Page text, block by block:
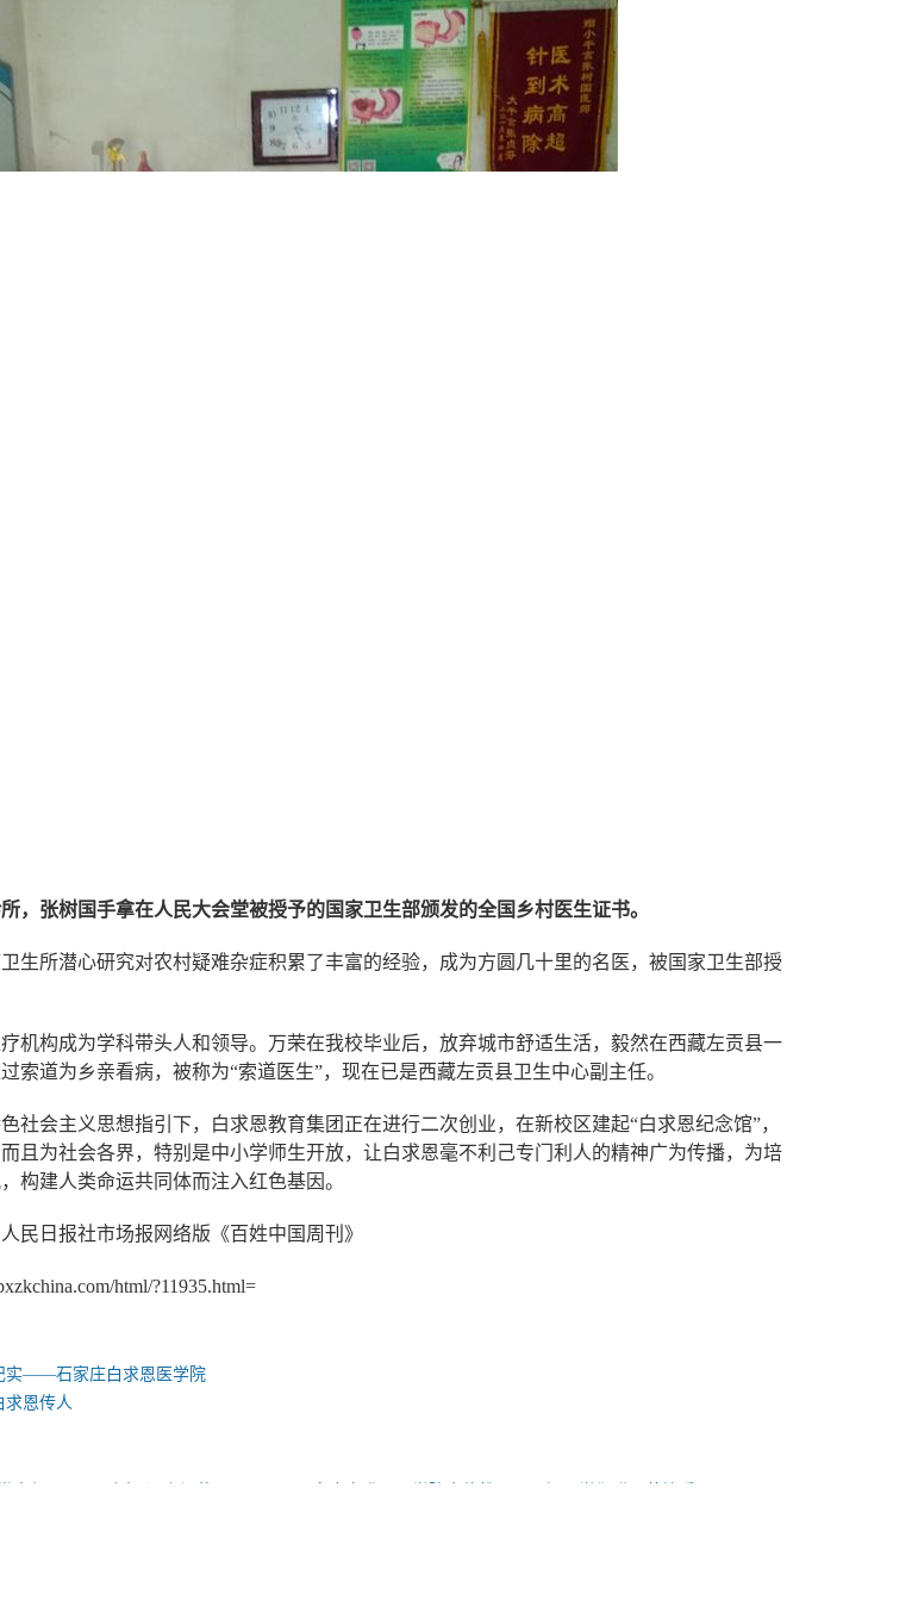
，张树国手拿在人民大会堂被授予的国家卫生部颁发的全国乡村医生证书。
生所潜心研究对农村疑难杂症积累了丰富的经验，成为方圆几十里的名医，被国家卫生部授
机构成为学科带头人和领导。万荣在我校毕业后，放弃城市舒适生活，毅然在西藏左贡县一
索道为乡亲看病，被称为“索道医生”，现在已是西藏左贡县卫生中心副主任。
社会主义思想指引下，白求恩教育集团正在进行二次创业，在新校区建起“白求恩纪念馆”，
且为社会各界，特别是中小学师生开放，让白求恩毫不利己专门利人的精神广为传播，为培
构建人类命运共同体而注入红色基因。
民日报社市场报网络版《百姓中国周刊》
html/?11935.html=
实——石家庄白求恩医学院
求恩传人